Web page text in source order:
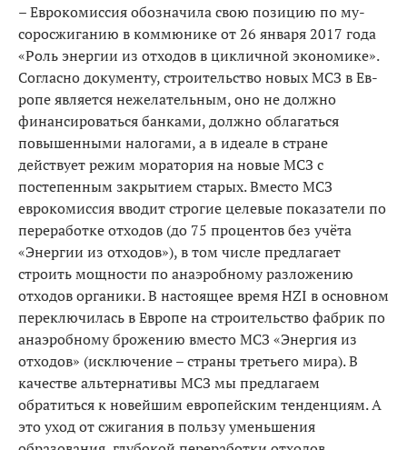
– Еврокомиссия обозначила свою позицию по му­
соросжиганию в коммюнике от 26 января 2017 года
«Роль энергии из отходов в цикличной экономике».
Согласно документу, строительство новых МСЗ в Ев­
ропе является нежелательным, оно не должно
финан­сироваться банками, должно облагаться
повышен­ными налогами, а в идеале в стране
действует режим моратория на новые МСЗ с
постепенным закрытием старых. Вместо МСЗ
еврокомиссия вводит строгие целевые показатели по
переработке отходов (до 75 процентов без учёта
«Энергии из отходов»), в том числе предлагает
строить мощности по анаэробному разложению
отходов органики. В настоящее время HZI в основном
переключилась в Европе на строи­тельство фабрик по
анаэробному брожению вместо МСЗ «Энергия из
отходов» (исключение – страны третьего мира). В
качестве альтернативы МСЗ мы предлагаем
обратиться к новейшим европейским тенденциям. А
это уход от сжигания в пользу умень­шения